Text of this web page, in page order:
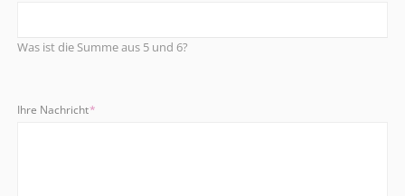
Was ist die Summe aus 5 und 6?
Pflichtfeld
Ihre Nachricht*